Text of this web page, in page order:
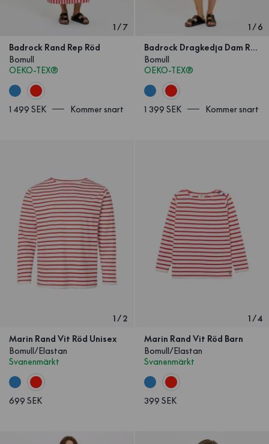
1/7
Badrock Rand Rep Röd
Bomull
OEKO-TEX®
1 499 SEK Kommer snart
1/6
Badrock Dragkedja Dam Rand Röd
Bomull
OEKO-TEX®
1 399 SEK Kommer snart
1/2
Marin Rand Vit Röd Unisex
Bomull/Elastan
Svanenmärkt
699 SEK
1/4
Marin Rand Vit Röd Barn
Bomull/Elastan
Svanenmärkt
399 SEK